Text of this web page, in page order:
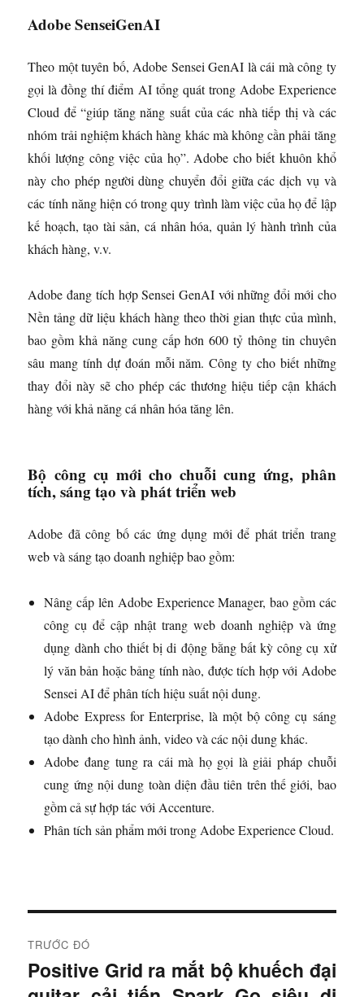
Adobe SenseiGenAI
Theo một tuyên bố, Adobe Sensei GenAI là cái mà công ty
gọi là đồng thí điểm AI tổng quát trong Adobe Experience
Cloud để “giúp tăng năng suất của các nhà tiếp thị và các
nhóm trải nghiệm khách hàng khác mà không cần phải tăng
khối lượng công việc của họ”. Adobe cho biết khuôn khổ
này cho phép người dùng chuyển đổi giữa các dịch vụ và
các tính năng hiện có trong quy trình làm việc của họ để lập
kế hoạch, tạo tài sản, cá nhân hóa, quản lý hành trình của
khách hàng, v.v.
Adobe đang tích hợp Sensei GenAI với những đổi mới cho
Nền tảng dữ liệu khách hàng theo thời gian thực của mình,
bao gồm khả năng cung cấp hơn 600 tỷ thông tin chuyên
sâu mang tính dự đoán mỗi năm. Công ty cho biết những
thay đổi này sẽ cho phép các thương hiệu tiếp cận khách
hàng với khả năng cá nhân hóa tăng lên.
Bộ công cụ mới cho chuỗi cung ứng, phân
tích, sáng tạo và phát triển web
Adobe đã công bố các ứng dụng mới để phát triển trang
web và sáng tạo doanh nghiệp bao gồm:
Nâng cấp lên Adobe Experience Manager, bao gồm các
công cụ để cập nhật trang web doanh nghiệp và ứng
dụng dành cho thiết bị di động bằng bất kỳ công cụ xử
lý văn bản hoặc bảng tính nào, được tích hợp với Adobe
Sensei AI để phân tích hiệu suất nội dung.
Adobe Express for Enterprise, là một bộ công cụ sáng
tạo dành cho hình ảnh, video và các nội dung khác.
Adobe đang tung ra cái mà họ gọi là giải pháp chuỗi
cung ứng nội dung toàn diện đầu tiên trên thế giới, bao
gồm cả sự hợp tác với Accenture.
Phân tích sản phẩm mới trong Adobe Experience Cloud.
i
TRƯỚC ĐÓ
B
à
Positive Grid ra mắt bộ khuếch đại